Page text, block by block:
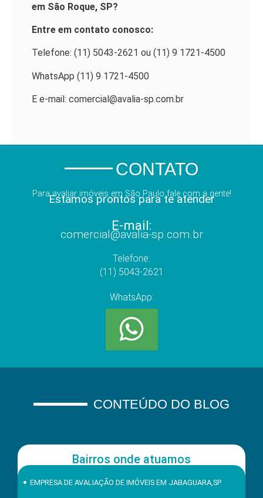
em São Roque, SP?
Entre em contato conosco:
Telefone: (11) 5043-2621 ou (11) 9 1721-4500
WhatsApp (11) 9 1721-4500
E e-mail: comercial@avalia-sp.com.br
CONTATO
Para avaliar imóveis em São Paulo fale com a gente!
Estamos prontos para te atender
E-mail:
comercial@avalia-sp.com.br
Telefone:
(11) 5043-2621
WhatsApp:
CONTEÚDO DO BLOG
Bairros onde atuamos
EMPRESA DE AVALIAÇÃO DE IMÓVEIS EM JABAGUARA,SP